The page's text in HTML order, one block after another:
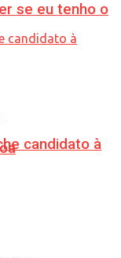
candidato à
se eu tenho o